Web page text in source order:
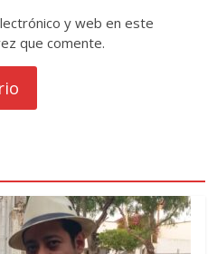
y web en este
que comente.